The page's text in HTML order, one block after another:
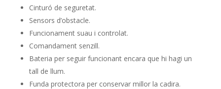
Cinturó de seguretat.
Sensors d’obstacle.
Funcionament suau i controlat.
Comandament senzill.
Bateria per seguir funcionant encara que hi hagi un
tall de llum.
Funda protectora per conservar millor la cadira.